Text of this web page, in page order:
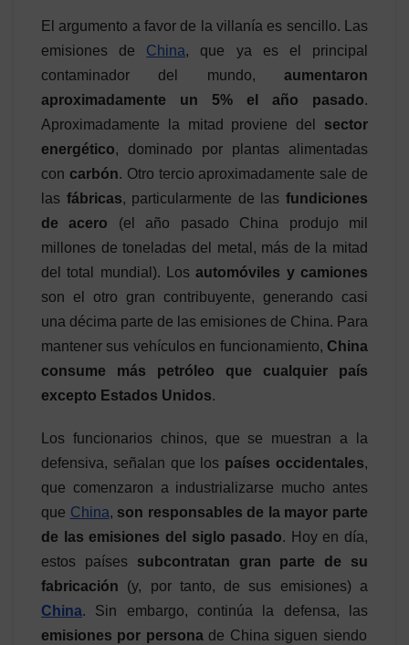
El argumento a favor de la villanía es sencillo. Las
emisiones de China, que ya es el principal
contaminador del mundo, aumentaron
aproximadamente un 5% el año pasado.
Aproximadamente la mitad proviene del sector
energético, dominado por plantas alimentadas
con carbón. Otro tercio aproximadamente sale de
las fábricas, particularmente de las fundiciones
de acero (el año pasado China produjo mil
millones de toneladas del metal, más de la mitad
del total mundial). Losautomóviles y camiones
son el otro gran contribuyente, generando casi
una décima parte de las emisiones de China. Para
mantener sus vehículos en funcionamiento, China
consume más petróleo que cualquier país
excepto Estados Unidos.
Los funcionarios chinos, que se muestran a la
defensiva, señalan que los países occidentales,
que comenzaron a industrializarse mucho antes
que China, son responsables de la mayor parte
de las emisiones del siglo pasado. Hoy en día,
estos paísessubcontratan gran parte de su
fabricación (y, por tanto, de sus emisiones) a
China. Sin embargo, continúa la defensa, las
emisiones por personade China siguen siendo